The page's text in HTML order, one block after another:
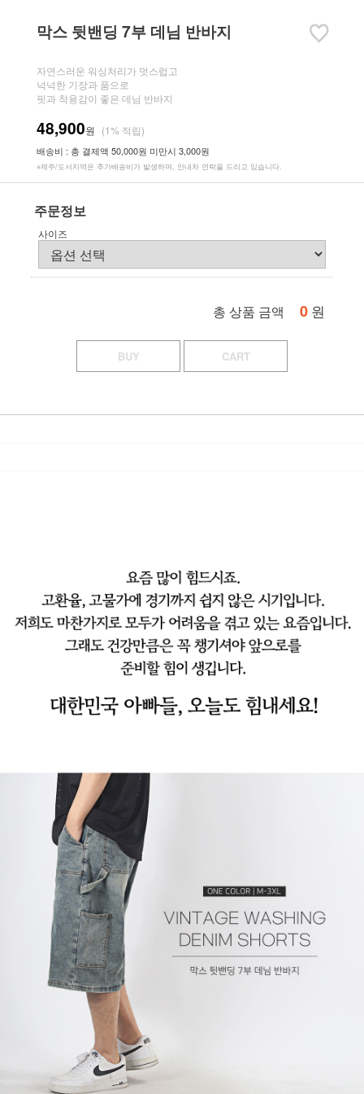
막스 뒷밴딩 7부 데님 반바지
자연스러운 워싱처리가 멋스럽고
넉넉한 기장과 품으로
핏과 착용감이 좋은 데님 반바지
48,900원 (1% 적립)
배송비 : 총 결제액 50,000원 미만시 3,000원
※제주/도서지역은 추가배송비가 발생하며, 안내차 연락을 드리고 있습니다.
주문정보
사이즈
총 상품 금액 0 원
BUY CART